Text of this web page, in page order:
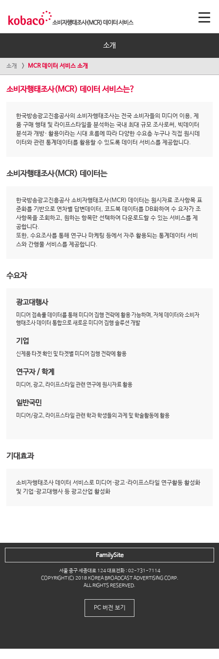
소개
소개 MCR 데이터 서비스 소개
소비자행태조사(MCR) 데이터 서비스는?
한국방송광고진흥공사의 소비자행태조사는 전국 소비자들의 미디어 이용, 제
품 구매 행태 및 라이프스타일을 분석하는 국내 최대 규모 조사로써, 빅데이터
분석과 개방· 활용이라는 시대 흐름에 따라 다양한 수요층 누구나 직접 원시데
이터와 관련 통계데이터를 활용할 수 있도록 데이터 서비스를 제공합니다.
소비자행태조사(MCR) 데이터는
한국방송광고진흥공사 소비자행태조사(MCR) 데이터는 원시자료 조사항목 표
준화를 기반으로 연차별 답변데이터, 코드북 데이터를 DB화하여 수 요자가 조
사항목을 조회하고, 원하는 항목만 선택하여 다운로드할 수 있는 서비스를 제
공합니다.
또한, 수요조사를 통해 연구나 마케팅 등에서 자주 활용되는 통계데이터 서비
스와 간행물 서비스를 제공합니다.
수요자
광고대행사
미디어 접촉률 데이터를 통해 미디어 집행 전략에 활용 가능하며, 자체 데이터와 소비자
행태조사 데이터 통합으로 새로운 미디어 집행 솔루션 개발
기업
신제품 타겟 확인 및 타겟별 미디어 집행 전략에 활용
연구자 / 학계
미디어, 광고, 라이프스타일 관련 연구에 원시자료 활용
일반국민
미디어/광고, 라이프스타일 관련 학과 학생들의 과제 및 학술활동에 활용
기대효과
소비자행태조사 데이터 서비스로 미디어·광고·라이프스타일 연구활동 활성화
및 기업·광고대행사 등 광고산업 활성화
서울 중구 세종대로 124 대표전화 : 02-731-7114
COPYRIGHT(C) 2018 KOREA BROADCAST ADVERTISING CORP.
ALL RIGHTS RESERVED.
FamilySite
PC 버전 보기